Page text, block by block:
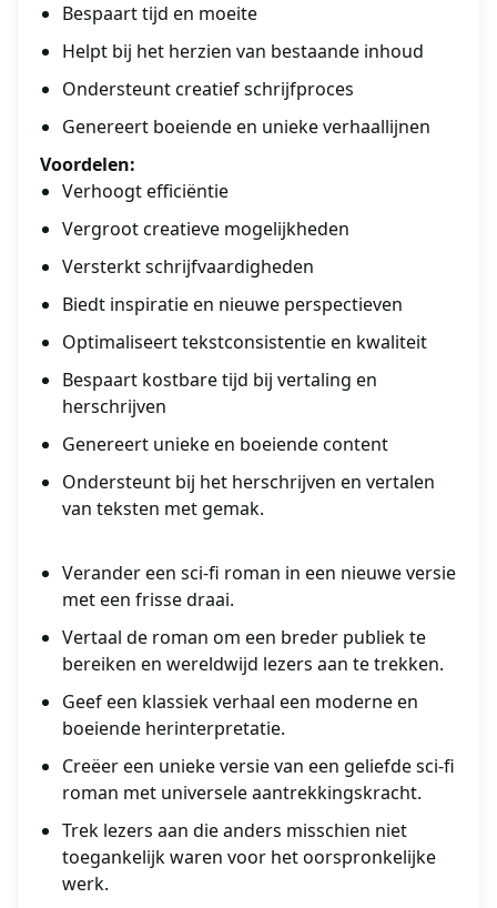
Bespaart tijd en moeite
Helpt bij het herzien van bestaande inhoud
Ondersteunt creatief schrijfproces
Genereert boeiende en unieke verhaallijnen
Voordelen:
Verhoogt efficiëntie
Vergroot creatieve mogelijkheden
Versterkt schrijfvaardigheden
Biedt inspiratie en nieuwe perspectieven
Optimaliseert tekstconsistentie en kwaliteit
Bespaart kostbare tijd bij vertaling en
herschrijven
Genereert unieke en boeiende content
Ondersteunt bij het herschrijven en vertalen
van teksten met gemak.
Verander een sci-fi roman in een nieuwe versie
met een frisse draai.
Vertaal de roman om een breder publiek te
bereiken en wereldwijd lezers aan te trekken.
Geef een klassiek verhaal een moderne en
boeiende herinterpretatie.
Creëer een unieke versie van een geliefde sci-fi
roman met universele aantrekkingskracht.
Trek lezers aan die anders misschien niet
toegankelijk waren voor het oorspronkelijke
werk.